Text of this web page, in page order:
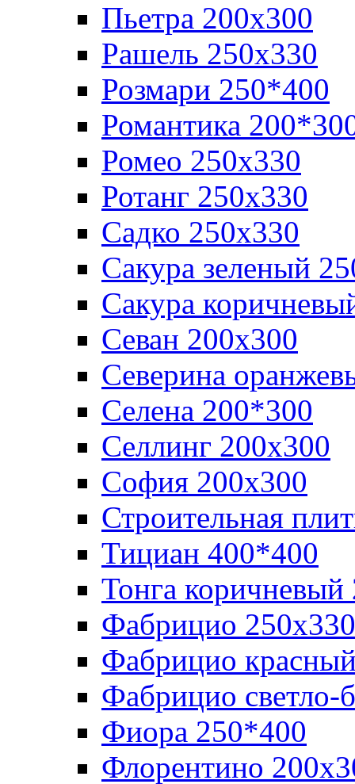
Пьетра 200х300
Рашель 250х330
Розмари 250*400
Романтика
Ромео 250x330
Ротанг 250х330
Садко 250х330
Сакура зеленый
Сакура
Севан 200х300
Северина
Селена 200*300
Селлинг 200х300
София 200х300
Строительная
Тициан 400*400
Тонга коричневый
Фабрицио 250х330
Фабрицио
Фабрицио светло-
Фиора 250*400
Флорентино